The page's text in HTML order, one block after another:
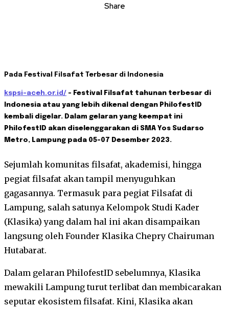
Share
Pada Festival Filsafat Terbesar di Indonesia
kspsi-aceh.or.id/ – Festival Filsafat tahunan terbesar di
Indonesia atau yang lebih dikenal dengan PhilofestID
kembali digelar. Dalam gelaran yang keempat ini
PhilofestID akan diselenggarakan di SMA Yos Sudarso
Metro, Lampung pada 05-07 Desember 2023.
Sejumlah komunitas filsafat, akademisi, hingga
pegiat filsafat akan tampil menyuguhkan
gagasannya. Termasuk para pegiat Filsafat di
Lampung, salah satunya Kelompok Studi Kader
(Klasika) yang dalam hal ini akan disampaikan
langsung oleh Founder Klasika Chepry Chairuman
Hutabarat.
Dalam gelaran PhilofestID sebelumnya, Klasika
mewakili Lampung turut terlibat dan membicarakan
seputar ekosistem filsafat. Kini, Klasika akan